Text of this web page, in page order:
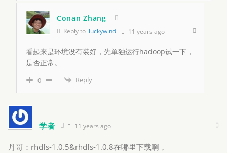
Conan Zhang
Reply to luckywind 11 years ago
看起来是环境没有装好，先单独运行hadoop试一下，
是否正常。
0 Reply
学者 11 years ago
丹哥：rhdfs-1.0.5&rhdfs-1.0.8在哪里下载啊，